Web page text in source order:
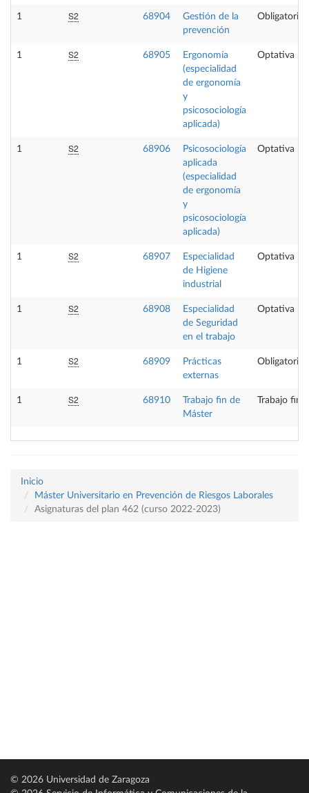
1 S2 68904
Gestión de la
prevención
Obligatoria
1 S2 68905
Ergonomía
(especialidad
de ergonomía
y
psicosociología
aplicada)
Optativa
1 S2 68906
Psicosociología
aplicada
(especialidad
de ergonomía
y
psicosociología
aplicada)
Optativa
1 S2 68907
Especialidad
de Higiene
industrial
Optativa
1 S2 68908
Especialidad
de Seguridad
en el trabajo
Optativa
1 S2 68909
Prácticas
externas
Obligatoria
1 S2 68910
Trabajo fin de
Máster
Trabajo fin
Inicio
Máster Universitario en Prevención de Riesgos Laborales
Asignaturas del plan 462 (curso 2022-2023)
© 2026 Universidad de Zaragoza